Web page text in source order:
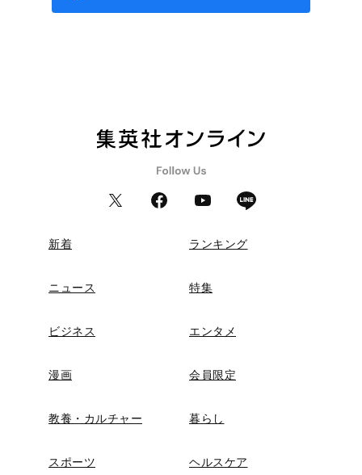
新着 ランキング
ニュース 特集
ビジネス エンタメ
漫画 会員限定
教養・カルチャー 暮らし
スポーツ ヘルスケア